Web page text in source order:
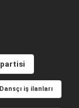
partisi
Dansçı iş ilanları